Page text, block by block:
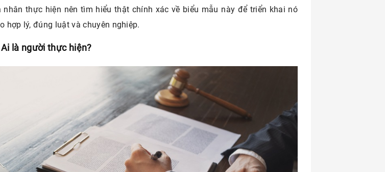
nhân thực hiện nên tìm hiểu thật chính xác về biểu mẫu này để triển khai nó
hợp lý, đúng luật và chuyên nghiệp.
là người thực hiện?